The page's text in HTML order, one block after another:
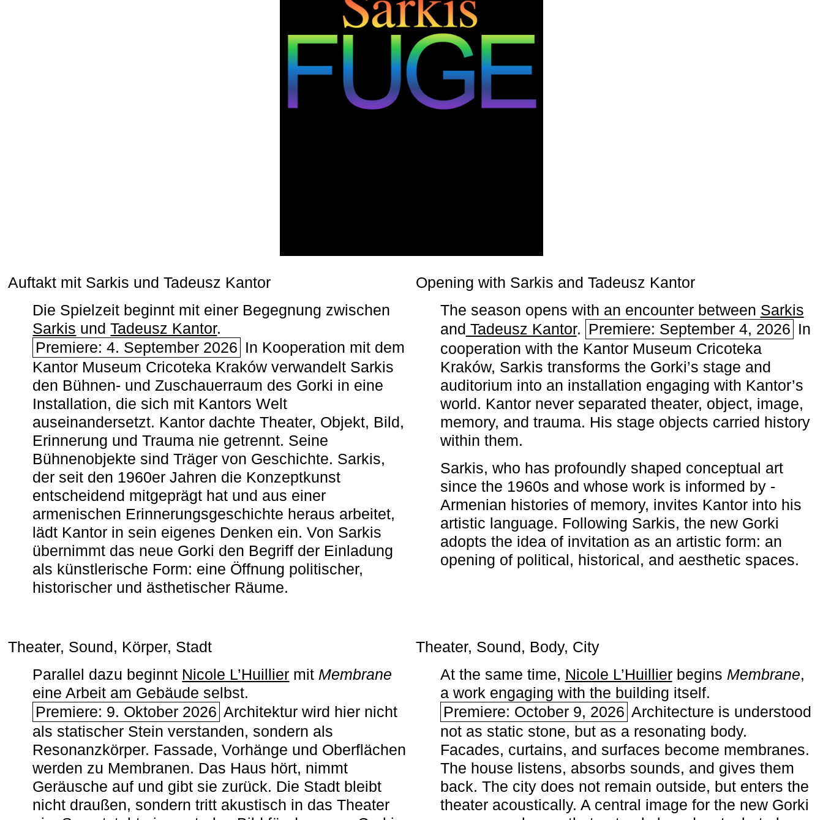
Auftakt mit Sarkis und Tadeusz Kantor
Die Spielzeit beginnt mit einer Begegnung zwischen
Sarkis undTadeusz Kantor.
Premiere: 4. September 2026 In Kooperation mit dem
Kantor Museum Cricoteka Kraków verwandelt Sarkis
den Bühnen- und Zuschauerraum des Gorki in eine
Installation, die sich mit Kantors Welt
auseinandersetzt. Kantor dachte Theater, Objekt, Bild,
Erinnerung und Trauma nie getrennt. Seine
Bühnenobjekte sind Träger von Geschichte. Sarkis,
der seit den 1960er Jahren die Konzeptkunst
entscheidend mitgeprägt hat und aus einer
armenischen ­Erinnerungsgeschichte heraus arbeitet,
lädt Kantor in sein eigenes Denken ein. Von Sarkis
übernimmt das neue Gorki den Begriff der Einladung
als künstlerische Form: eine Öffnung politischer,
historischer und ästhetischer Räume.
Opening with Sarkis and Tadeusz Kantor
The season opens with an encounter between Sarkis
and Tadeusz Kantor. Premiere: September 4, 2026 In
cooperation with the ­Kantor Museum Cricoteka
Kraków, Sarkis transforms the Gorki’s stage and
auditorium into an installation engaging with Kantor’s
world. Kantor never separated theater, object, image,
memory, and trauma. His stage objects carried history
within them.
Sarkis, who has profoundly shaped conceptual art
since the 1960s and whose work is informed by ­
Armenian histories of memory, invites Kantor into his
artistic language. Following Sarkis, the new Gorki
adopts the idea of invitation as an artistic form: an
opening of political, historical, and aesthetic spaces.
Theater, Sound, Körper, Stadt
Parallel dazu beginnt Nicole L’Huillier mit ­ Membrane
eine Arbeit am Gebäude selbst.
Premiere: 9. Oktober 2026 Architektur wird hier nicht
als statischer Stein verstanden, sondern als
Resonanzkörper. Fassade, Vorhänge und Oberflächen
werden zu Membranen. Das Haus hört, nimmt
Geräusche auf und gibt sie zurück. Die Stadt bleibt
nicht draußen, sondern tritt akustisch in das Theater
Theater, Sound, Body, City
At the same time, Nicole L’Huillierbegins ­ Membrane,
a work engaging with the building itself.
Premiere: October 9, 2026 Architecture is understood
not as static stone, but as a resonating body.
Facades, curtains, and surfaces become membranes.
The house listens, absorbs sounds, and gives them
back. The city does not remain outside, but enters the
theater acoustically. A central image for the new Gorki